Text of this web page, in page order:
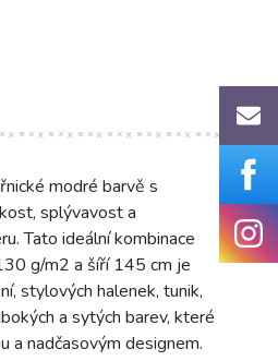
modré barvě s
splývavost a
Tato ideální kombinace
g/m2 a šíří 145 cm je
stylových halenek, tunik,
a sytých barev, které
a nadčasovým designem.